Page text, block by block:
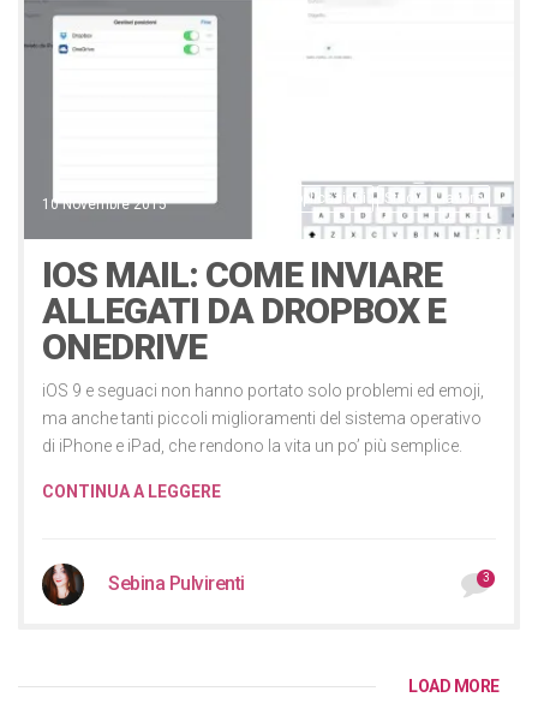
Applicazioni Studio e lavoro
10 Novembre 2015
IOS MAIL: COME INVIARE
ALLEGATI DA DROPBOX E
ONEDRIVE
iOS 9 e seguaci non hanno portato solo problemi ed emoji,
ma anche tanti piccoli miglioramenti del sistema operativo
di iPhone e iPad, che rendono la vita un po’ più semplice.
CONTINUA A LEGGERE
Sebina Pulvirenti 3
LOAD MORE